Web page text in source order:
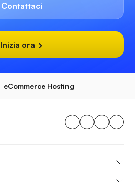
Contattaci
Inizia ora
eCommerce Hosting